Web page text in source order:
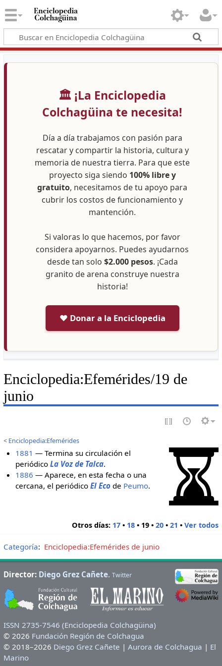
🏛️ ¡La Enciclopedia
Colchagüina te necesita!
Día a día trabajamos con pasión para
rescatar y compartir la historia, cultura y
memoria de nuestra tierra. Para que este
proyecto siga siendo 100% libre y
gratuito, necesitamos de tu apoyo para
cubrir los costos de funcionamiento y
mantención.
Si valoras lo que hacemos, por favor
considera apoyarnos. Puedes ayudarnos
desde tan solo $2.000 pesos. ¡Cada
granito de arena construye nuestra
historia!
❤️ Donar a la Enciclopedia
Enciclopedia:Efemérides/19 de
junio
< Enciclopedia:Efemérides
1881 — Termina su circulación el
periódicoLa Voz de Talca.
1886 — Aparece, en esta fecha o una
cercana, el periódicoEl Eco de Peumo.
Otros días: 17 • 18 • 19 •20 •21 •Ver todos
Categoría: Enciclopedia:Efemérides de junio
Director: Diego Grez Cañete. Twitter
ISSN 2735-7546 (Enciclopedia Colchagüina)
© 2026 Fundación Región de Colchagua
© 2018–2026 Diego Grez Cañete | Aurora de Colchagua | El
Marino